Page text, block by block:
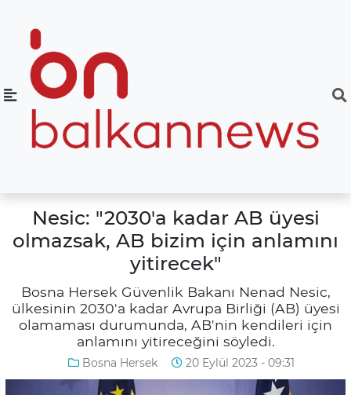
Nesic: "2030'a kadar AB üyesi
olmazsak, AB bizim için anlamını
yitirecek"
Bosna Hersek Güvenlik Bakanı Nenad Nesic,
ülkesinin 2030'a kadar Avrupa Birliği (AB) üyesi
olamaması durumunda, AB'nin kendileri için
anlamını yitireceğini söyledi.
Bosna Hersek 20 Eylül 2023 - 09:31